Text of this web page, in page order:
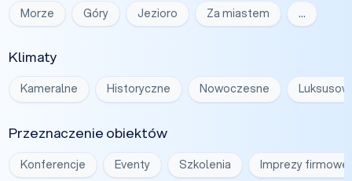
Morze Góry Jezioro Za miastem …
Klimaty
Kameralne Historyczne Nowoczesne
Przeznaczenie obiektów
Konferencje Eventy Szkolenia Imprezy firmowe